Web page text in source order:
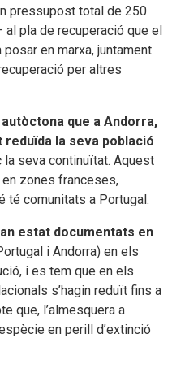
pressupost total de 250
pla de recuperació que el
posar en marxa, juntament
per altres
que a Andorra,
la seva població
la seva continuïtat. Aquest
zones franceses,
té comunitats a Portugal.
estat documentats en
i Andorra) en els
i es tem que en els
s’hagin reduït fins a
que, l’almesquera a
en perill d’extinció